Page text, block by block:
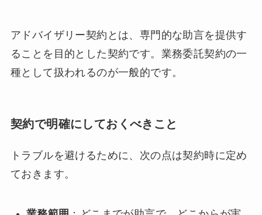
アドバイザリー契約とは、専門的な助言を提供す
ることを目的とした契約です。業務委託契約の一
種として扱われるのが一般的です。
契約で明確にしておくべきこと
トラブルを避けるために、次の点は契約時に定め
ておきます。